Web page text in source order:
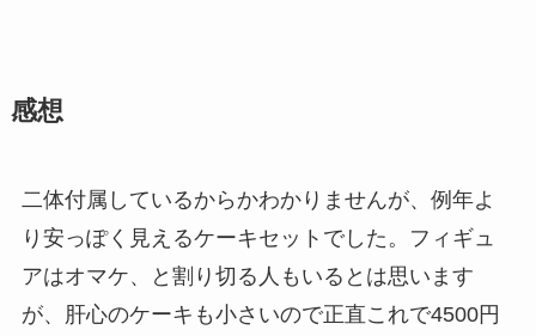
感想
二体付属しているからかわかりませんが、例年よ
り安っぽく見えるケーキセットでした。フィギュ
アはオマケ、と割り切る人もいるとは思います
が、肝心のケーキも小さいので正直これで4500円